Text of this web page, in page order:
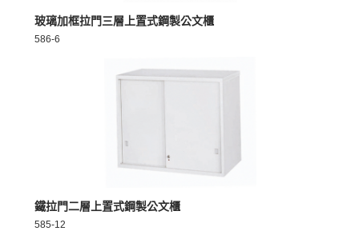
MORE >
玻璃加框拉門三層上置式鋼製公文櫃
586-6
MORE >
鐵拉門二層上置式鋼製公文櫃
585-12